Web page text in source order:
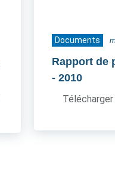
Documents
Rapport de
- 2010